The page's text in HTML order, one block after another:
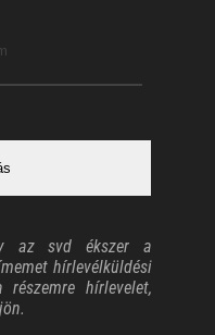
az svd ékszer a
hírlevélküldési
hírlevelet,